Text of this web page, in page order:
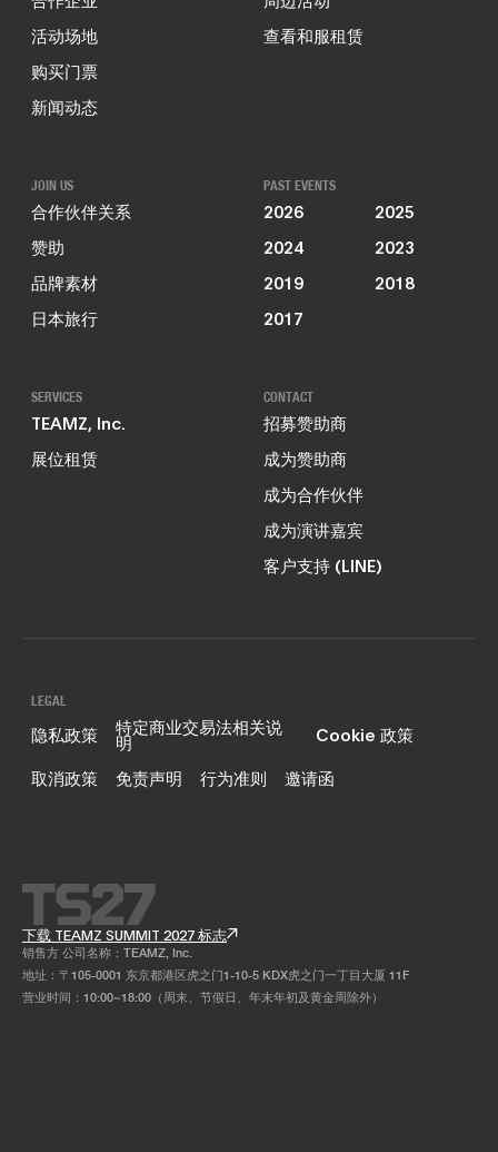
活动场地
购买门票
新闻动态
查看和服租赁
JOIN US
合作伙伴关系
赞助
品牌素材
日本旅行
PAST EVENTS
2026
2025
2024
2023
2019
2018
2017
SERVICES
TEAMZ, Inc.
展位租赁
CONTACT
招募赞助商
成为赞助商
成为合作伙伴
成为演讲嘉宾
客户支持 (LINE)
LEGAL
隐私政策 特定商业交易法相关说
明
Cookie 政策
取消政策
免责声明 行为准则 邀请函
下载 TEAMZ SUMMIT 2027 标志
销售方 公司名称：TEAMZ, Inc.
地址：〒105-0001 东京都港区虎之门1-10-5 KDX虎之门一丁目大厦 11F
营业时间：10:00~18:00（周末、节假日、年末年初及黄金周除外）